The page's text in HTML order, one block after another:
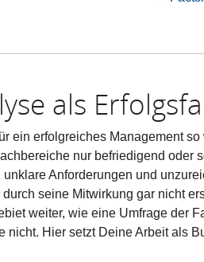
als
ein erfolgreiches Management
nur befriedigend oder
Anforderungen und
seine Mitwirkung gar nicht
weiter, wie eine Umfrage der
nicht. Hier setzt Deine Arbeit als